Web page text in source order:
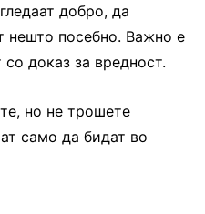
добро, да
нешто посебно. Важно е
доказ за вредност.
но не трошете
само да бидат во